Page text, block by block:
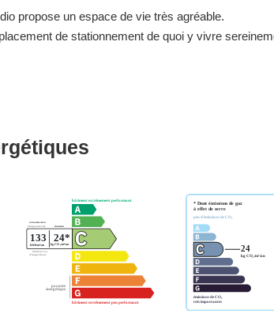
propose un espace de vie très agréable.
de stationnement de quoi y vivre